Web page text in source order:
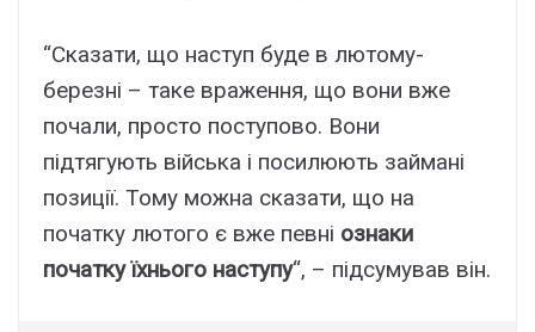
“Сказати, що наступ буде в лютому-
березні – таке враження, що вони вже
почали, просто поступово. Вони
підтягують війська і посилюють займані
позиції. Тому можна сказати, що на
початку лютого є вже певні ознаки
початку їхнього наступу“, – підсумував він.